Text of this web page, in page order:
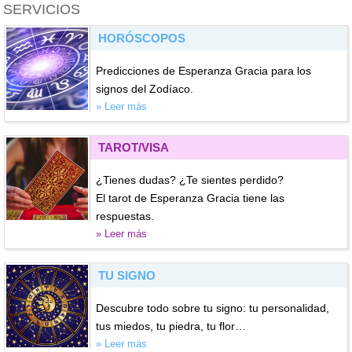
SERVICIOS
HORÓSCOPOS
Predicciones de Esperanza Gracia para los
signos del Zodíaco.
» Leer más
TAROT/VISA
¿Tienes dudas? ¿Te sientes perdido?
El tarot de Esperanza Gracia tiene las
respuestas.
» Leer más
TU SIGNO
Descubre todo sobre tu signo: tu personalidad,
tus miedos, tu piedra, tu flor…
» Leer más